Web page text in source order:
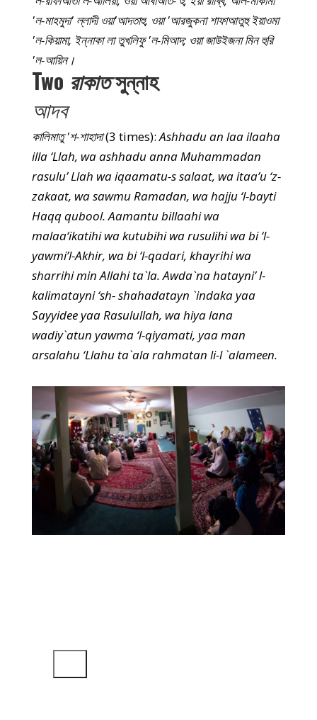
'ল-মাহমুদা' ল্লাদী ওয়া'আদতাহু, ওয়া 'আরজুকনা শাফাআতুহু ইয়াওমা
'ল-কিয়ামা, ইন্নাকা লা তুখলিফু 'ল-মিআদ; ওয়া জাউইজনা মিন হুরি
'ল-আয়িন।
Two রাকাতসুন্নাহ
আদব
কালিমাতু 'শ-শাহাদা(3 times):Ashhadu an laa ilaaha
illa ‘Llah, wa ashhadu anna Muhammadan
rasulu’ Llah wa iqaamatu-s salaat, wa itaa’u ‘z-
zakaat, wa sawmu Ramadan, wa hajju ‘l-bayti
Haqq qubool. Aamantu billaahi wa
malaa‘ikatihi wa kutubihi wa rusulihi wa bi ‘l-
yawmi’l-Akhir, wa bi ‘l-qadari, khayrihi wa
sharrihi min Allahi ta`la. Awda`na hatayni’ l-
kalimatayni ‘sh- shahadatayn `indaka yaa
Sayyidee yaa Rasulullah, wa hiya lana
wadiy`atun yawma ‘l-qiyamati, yaa man
arsalahu ‘Llahu ta`ala rahmatan li-l `alameen.